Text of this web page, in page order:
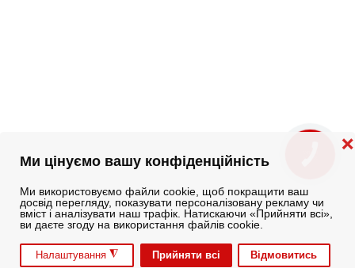
Ми цінуємо вашу конфіденційність
Ми використовуємо файли cookie, щоб покращити ваш
досвід перегляду, показувати персоналізовану рекламу чи
вміст і аналізувати наш трафік. Натискаючи «Прийняти всі»,
ви даєте згоду на використання файлів cookie.
Налаштування ◮ Прийняти всі Відмовитись
❌